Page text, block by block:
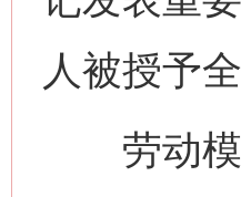
人被授予
劳动模